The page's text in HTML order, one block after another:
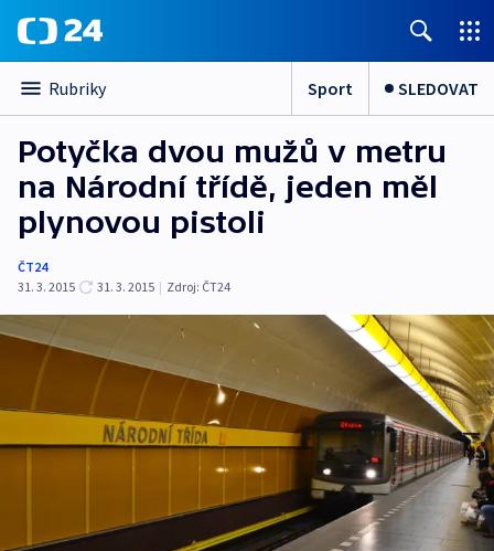
Rubriky Sport SLEDOVAT
Potyčka dvou mužů v metru
na Národní třídě, jeden měl
plynovou pistoli
ČT24
31. 3. 2015
31. 3. 2015 | Zdroj: ČT24